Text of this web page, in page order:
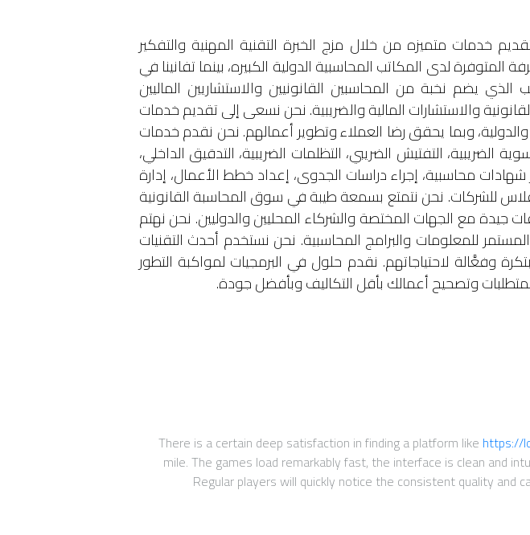
خدمات متميزه من خلال مزج الخبرة التقنية المهنية والتفكير
لدى المكاتب المحاسبية الدولية الكبيره، بينما تفانينا في
الذي يضم نخبة من المحاسبين القانونيين والاستشاريين الماليين
والاستشارات المالية والضريبية. نحن نسعى إلى تقديم خدمات
والدولية، وبما يحقق رضا العملاء وتطوير أعمالهم. نحن نقدم خدمات
التفتيش الضريبي، التظلمات الضريبية، التدقيق الداخلي،
شهادات محاسبية، إجراء دراسات الجدوى، إعداد خطط الأعمال، إدارة
للشركات. نحن نتمتع بسمعة طيبة في سوق المحاسبة القانونية
جيدة مع الجهات المختصة والشركاء المحليين والدوليين. نحن نهتم
للمعلومات والبرامج المحاسبية. نحن نستخدم أحدث التقنيات
وفعَّالة لاحتياجاتهم. نقدم حلول في البرمجيات لمواكبة التطور
وتصحيح أعمالك بأقل التكاليف وبأفضل جودة.
There is a certain deep satisfaction in finding a platform like https://
mile. The games load remarkably fast, the interface is clean and
Regular players will quickly notice the consistent quality